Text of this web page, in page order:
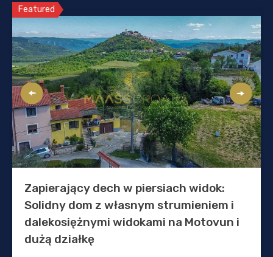
Featured
Zapierający dech w piersiach widok:
Solidny dom z własnym strumieniem i
dalekosiężnymi widokami na Motovun i
dużą działkę